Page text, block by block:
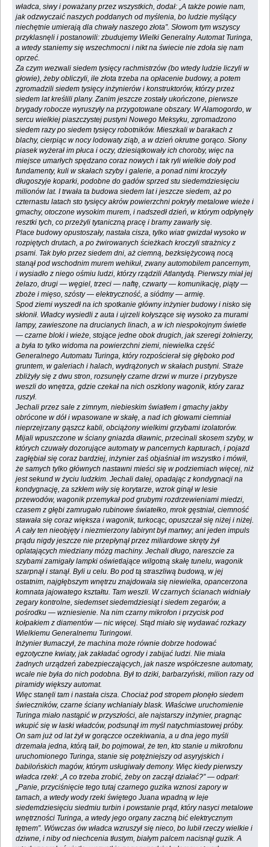
władca, siwy i poważany przez wszystkich, dodał: „A także powie nam,
jak odzwyczaić naszych poddanych od myślenia, bo ludzie myślący
niechętnie umierają dla chwały naszego złota”. Słowom tym wszyscy
przyklasnęli i postanowili: zbudujemy Wielki Generalny Automat Turinga,
a wtedy staniemy się wszechmocni i nikt na świecie nie zdoła się nam
oprzeć.
Za czym wezwali siedem tysięcy rachmistrzów (bo wtedy ludzie liczyli w
głowie), żeby obliczyli, ile złota trzeba na opłacenie budowy, a potem
zgromadzili siedem tysięcy inżynierów i konstruktorów, którzy przez
siedem lat kreślili plany. Zanim jeszcze zostały ukończone, pierwsze
brygady robocze wyruszyły na przygotowane obszary. W Alamogordo, w
sercu wielkiej piaszczystej pustyni Nowego Meksyku, zgromadzono
siedem razy po siedem tysięcy robotników. Mieszkali w barakach z
blachy, cierpiąc w nocy lodowaty ziąb, a w dzień okrutne gorąco. Słony
piasek wyżerał im płuca i oczy, dziesiątkowały ich choroby, więc na
miejsce umarłych spędzano coraz nowych i tak ryli wielkie doły pod
fundamenty, kuli w skałach szyby i galerie, a ponad nimi kroczyły
długoszyje koparki, podobne do gadów sprzed stu siedemdziesięciu
milionów lat. I trwała ta budowa siedem lat i jeszcze siedem, aż po
czternastu latach sto tysięcy akrów powierzchni pokryły metalowe wieże i
gmachy, otoczone wysokim murem, i nadszedł dzień, w którym odpłynęły
resztki tych, co przeżyli tytaniczną pracę i bramy zawarły się.
Place budowy opustoszały, nastała cisza, tylko wiatr gwizdał wysoko w
rozpiętych drutach, a po żwirowanych ścieżkach kroczyli strażnicy z
psami. Tak było przez siedem dni, aż ciemną, bezksiężycową nocą
stanął pod wschodnim murem wehikuł, zwany automobilem pancernym,
i wysiadło z niego ośmiu ludzi, którzy rządzili Atlantydą. Pierwszy miał jej
żelazo, drugi — węgiel, trzeci — naftę, czwarty — komunikację, piąty —
zboże i mięso, szósty — elektryczność, a siódmy — armię.
Spod ziemi wyszedł na ich spotkanie główny inżynier budowy i nisko się
skłonił. Władcy wysiedli z auta i ujrzeli kołyszące się wysoko za murami
lampy, zawieszone na drucianych linach, a w ich niespokojnym świetle
— czarne bloki i wieże, stojące jedne obok drugich, jak szeregi żołnierzy,
a była to tylko widoma na powierzchni ziemi, niewielka część
Generalnego Automatu Turinga, który rozpościerał się głęboko pod
gruntem, w galeriach i halach, wydrążonych w skałach pustyni. Straże
zbliżyły się z dwu stron, rozsunęły czarne drzwi w murze i przybysze
weszli do wnętrza, gdzie czekał na nich oszklony wagonik, który zaraz
ruszył.
Jechali przez sale z zimnym, niebieskim światłem i gmachy jakby
obrócone w dół i wpasowane w skałę, a nad ich głowami ciemniał
nieprzejrzany gąszcz kabli, obciążony wielkimi grzybami izolatorów.
Mijali wpuszczone w ściany gniazda dławnic, przecinali skosem szyby, w
których czuwały dozorujące automaty w pancernych kapturach, i pojazd
zagłębiał się coraz bardziej, inżynier zaś objaśniał im wszystko i mówił,
że samych tylko głównych nastawni mieści się w podziemiach więcej, niż
jest sekund w życiu ludzkim. Jechali dalej, opadając z kondygnacji na
kondygnację, za szkłem wiły się korytarze, wzrok ginął w lesie
przewodów, wagonik przemykał pod grubymi rozdrzewieniami miedzi,
czasem z głębi zamrugało rubinowe światełko, mrok gęstniał, ciemność
stawała się coraz większa i wagonik, turkocąc, opuszczał się niżej i niżej.
A cały ten nieobjęty i niezmierzony labirynt był martwy; ani jeden impuls
prądu nigdy jeszcze nie przepłynął przez miliardowe skręty żył
oplatających miedziany mózg machiny. Jechali długo, nareszcie za
szybami zamigały lampki oświetlające wilgotną skałę tunelu, wagonik
szarpnął i stanął. Byli u celu. Bo pod tą straszliwą budową, w jej
ostatnim, najgłębszym wnętrzu znajdowała się niewielka, opancerzona
komnata jajowatego kształtu. Tam weszli. W czarnych ścianach widniały
zegary kontrolne, siedemset siedemdziesiąt i siedem zegarów, a
pośrodku — wzniesienie. Na nim czarny mikrofon i przycisk pod
kołpakiem z diamentów — nic więcej. Stąd miało się wydawać rozkazy
Wielkiemu Generalnemu Turingowi.
Inżynier tłumaczył, że machina może równie dobrze hodować
egzotyczne kwiaty, jak zakładać ogrody i zabijać ludzi. Nie miała
żadnych urządzeń zabezpieczających, jak nasze współczesne automaty,
wcale nie była do nich podobna. Był to dziki, barbarzyński, milion razy od
piramidy większy automat.
Więc stanęli tam i nastała cisza. Chociaż pod stropem płonęło siedem
świeczników, czarne ściany wchłaniały blask. Właściwe uruchomienie
Turinga miało nastąpić w przyszłości, ale najstarszy inżynier, pragnąc
wkupić się w łaski władców, podsunął im myśl natychmiastowej próby.
On sam już od lat żył w gorączce oczekiwania, a u dna jego myśli
drzemała jedna, którą taił, bo pojmował, że ten, kto stanie u mikrofonu
uruchomionego Turinga, stanie się potężniejszy od asyryjskich i
babilońskich magów, którym usługiwały demony. Więc kiedy pierwszy
władca rzekł: „A co trzeba zrobić, żeby on zaczął działać?” — odparł:
„Panie, przyciśnięcie tego tutaj czarnego guzika wznosi zapory w
tamach, a wtedy wody rzeki świętego Juana wpadną w leje
siedemdziesięciu siedmiu turbin i powstanie prąd, który nasyci metalowe
wnętrzności Turinga, a wtedy jego organy zaczną bić elektrycznym
tętnem”. Wówczas ów władca wzruszył się nieco, bo lubił rzeczy wielkie i
dziwne, i niby od niechcenia tłustym, białym palcem nacisnął guzik. A